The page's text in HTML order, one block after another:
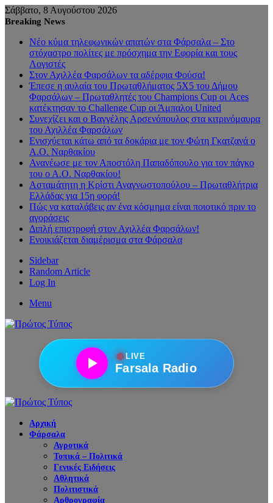
Σάββατο, 8 Αυγούστου 2026
Breaking News
Νέο κύμα τηλεφωνικών απατών στα Φάρσαλα – Στο
στόχαστρο πολίτες με πρόσχημα την Εφορία και τους
Λογιστές
Στον Αχιλλέα Φαρσάλων τα αδέρφια Φούσα!
Έπεσε η αυλαία του Πρωταθλήματος 5Χ5 του Δήμου
Φαρσάλων – Πρωταθλητές του Champions Cup οι Aces
κατέκτησαν το Challenge Cup οι Άμπαλοι United
Συνεχίζει και ο Βαγγέλης Αρσενόπουλος στα κιτρινόμαυρα
του Αχιλλέα Φαρσάλων
Ενισχύεται κάτω από τα δοκάρια με τον Φώτη Γκατζανά ο
Α.Ο. Ναρθακίου
Ανανέωσε με τον Αποστόλη Παπαδόπουλο για τον πάγκο
του ο Α.Ο. Ναρθακίου!
Ασταμάτητη η Κρίστι Αναγνωστοπούλου – Πρωταθλήτρια
Ελλάδας για 15η φορά!
Πώς να καταλάβεις αν ένα κόσμημα είναι ποιοτικό πριν το
αγοράσεις
Διπλή επιστροφή στον Αχιλλέα Φαρσάλων!
Ενοικιάζεται διαμέρισμα στα Φάρσαλα
Sidebar
Random Article
Log In
Menu
●LIVE
Farsala Radio
Αρχική
Φάρσαλα
Αγροτικά
Τοπικά – Πολιτικά
Γενικές Ειδήσεις
Αθλητικά
Πολιτιστικά
Αρθρογραφία